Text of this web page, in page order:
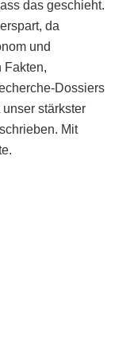
das geschieht.
da
und
Dossiers
stärkster
Mit